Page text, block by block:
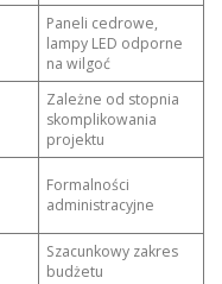
Paneli cedrowe,
lampy LED odporne
na wilgoć
Zależne od stopnia
skomplikowania
projektu
Formalności
administracyjne
Szacunkowy zakres
budżetu